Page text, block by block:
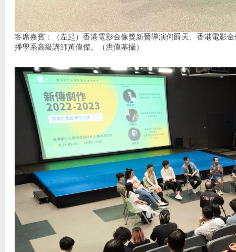
客席嘉賓：（左起）香港電影金像獎新晉導演何爵天、香港電影
播學系高級講師黃偉傑。（洪偉基攝）